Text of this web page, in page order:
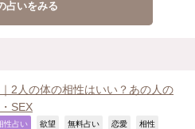
占いをみる
2人の体の相性はいい？あの人の
SEX
性占い 欲望 無料占い 恋愛 相性